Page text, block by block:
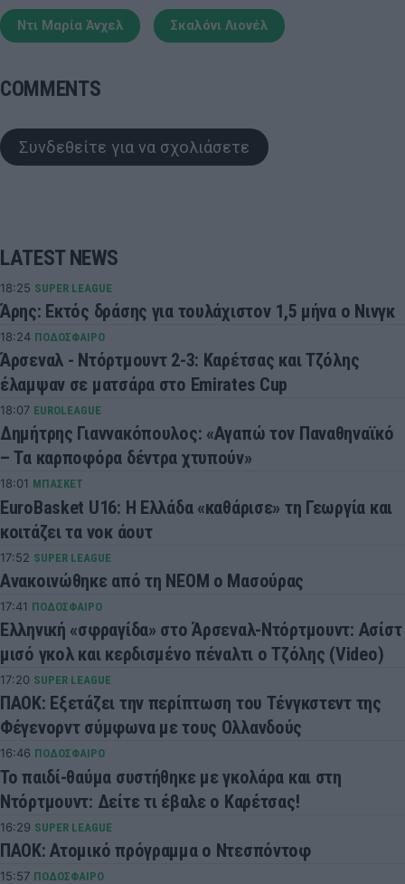
Ντι Μαρία Άνχελ Σκαλόνι Λιονέλ
COMMENTS
Συνδεθείτε για να σχολιάσετε
LATEST NEWS
18:25 SUPER LEAGUE
Άρης: Εκτός δράσης για τουλάχιστον 1,5 μήνα ο Νινγκ
18:24 ΠΟΔΟΣΦΑΙΡΟ
Άρσεναλ - Ντόρτμουντ 2-3: Καρέτσας και Τζόλης
έλαμψαν σε ματσάρα στο Emirates Cup
18:07 EUROLEAGUE
Δημήτρης Γιαννακόπουλος: «Αγαπώ τον Παναθηναϊκό
– Τα καρποφόρα δέντρα χτυπούν»
18:01 ΜΠΑΣΚΕΤ
EuroBasket U16: Η Ελλάδα «καθάρισε» τη Γεωργία και
κοιτάζει τα νοκ άουτ
17:52 SUPER LEAGUE
Ανακοινώθηκε από τη ΝΕΟΜ ο Μασούρας
17:41 ΠΟΔΟΣΦΑΙΡΟ
Ελληνική «σφραγίδα» στο Άρσεναλ-Ντόρτμουντ: Ασίστ
μισό γκολ και κερδισμένο πέναλτι ο Τζόλης (Video)
17:20 SUPER LEAGUE
ΠΑΟΚ: Εξετάζει την περίπτωση του Τένγκστεντ της
Φέγενορντ σύμφωνα με τους Ολλανδούς
16:46 ΠΟΔΟΣΦΑΙΡΟ
Το παιδί-θαύμα συστήθηκε με γκολάρα και στη
Ντόρτμουντ: Δείτε τι έβαλε ο Καρέτσας!
16:29 SUPER LEAGUE
ΠΑΟΚ: Ατομικό πρόγραμμα ο Ντεσπόντοφ
15:57 ΠΟΔΟΣΦΑΙΡΟ